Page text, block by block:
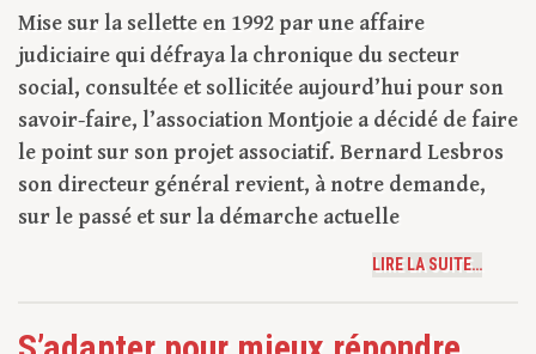
Mise sur la sellette en 1992 par une affaire
judiciaire qui défraya la chronique du secteur
social, consultée et sollicitée aujourd’hui pour son
savoir-faire, l’association Montjoie a décidé de faire
le point sur son projet associatif. Bernard Lesbros
son directeur général revient, à notre demande,
sur le passé et sur la démarche actuelle
LIRE LA SUITE…